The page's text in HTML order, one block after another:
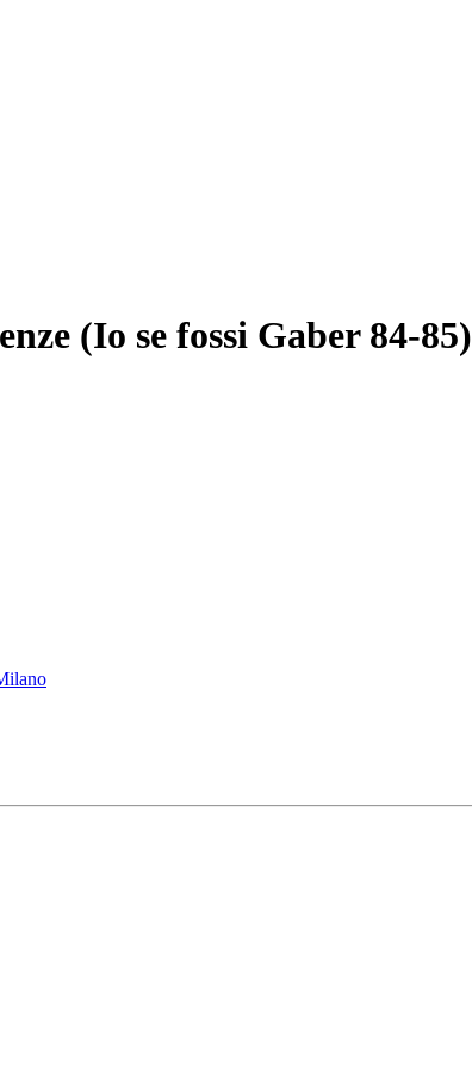
(Io se fossi Gaber 84-85)